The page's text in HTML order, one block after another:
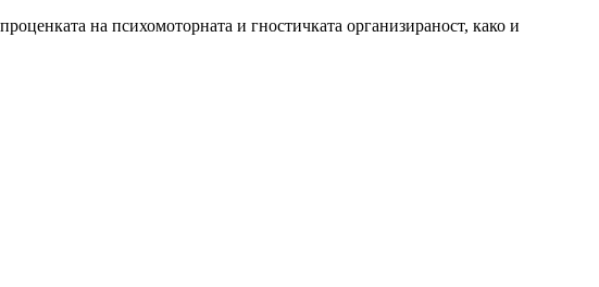
на психомоторната и гностичката организираност, како и